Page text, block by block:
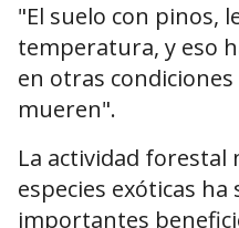
"El suelo con pinos,
temperatura, y eso
en otras
mueren".
La actividad forestal
especies exóticas ha
importantes